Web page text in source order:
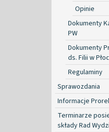
Opinie
Dokumenty
PW
Dokumenty
ds. Filii w
Regulaminy
Sprawozdania
Informacje
Terminarze
składy Rad